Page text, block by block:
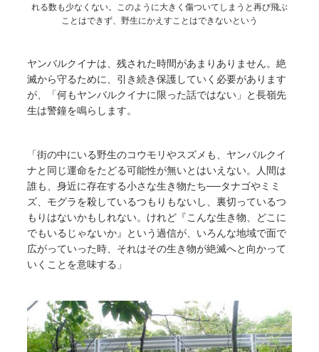
れる数も少なくない。このように大きく傷ついてしまうと再び飛ぶ
ことはできず、野生にかえすことはできないという
ヤンバルクイナは、残された時間があまりありません。絶
滅から守るために、引き続き保護していく必要があります
が、「何もヤンバルクイナに限った話ではない」と長嶺先
生は警鐘を鳴らします。
「街の中にいる野生のコウモリやスズメも、ヤンバルクイ
ナと同じ運命をたどる可能性が無いとはいえない。人間は
誰も、身近に存在する小さな生き物たち──タナゴやミミ
ズ、モグラを殺しているつもりもないし、裏切っているつ
もりはないかもしれない。けれど『こんな生き物、どこに
でもいるじゃないか』という過信が、いろんな地域で面で
広がっていった時、それはその生き物が絶滅へと向かって
いくことを意味する」